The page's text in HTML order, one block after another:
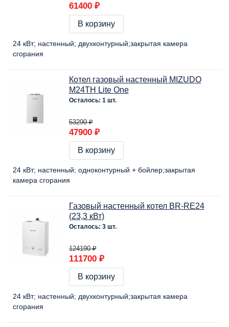
61400 ₽
В корзину
24 кВт настенный двухконтурный закрытая камера
сгорания
Котел газовый настенный MIZUDO
M24ТH Lite One
Осталось: 1 шт.
53290 ₽
47900 ₽
В корзину
24 кВт настенный одноконтурный + бойлер закрытая
камера сгорания
Газовый настенный котел BR-RE24
(23,3 кВт)
Осталось: 3 шт.
124190 ₽
111700 ₽
В корзину
24 кВт настенный двухконтурный закрытая камера
сгорания